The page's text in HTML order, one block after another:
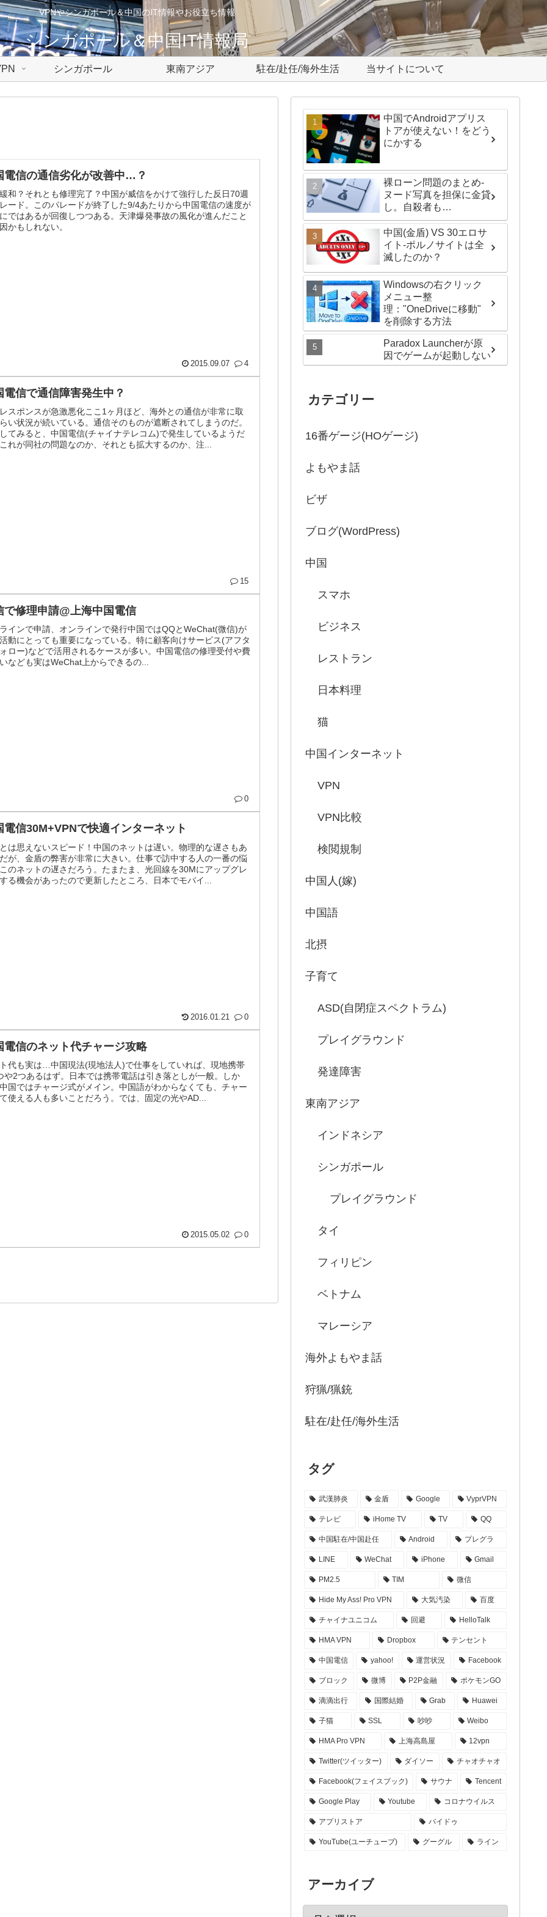
VPNやシンガポール＆中国のIT情報やお役立ち情報
シンガポール＆中国IT情報局
シンガポール 東南アジア 駐在/赴任/海外生活 当サイトについて
電信の通信劣化が改善中…？
和？それとも修理完了？中国が威信をかけて強行した反日70週
ード。このパレードが終了した9/4あたりから中国電信の速度が
ではあるが回復しつつある。天津爆発事故の風化が進んだこと
かもしれない。
2015.09.07 4
電信で通信障害発生中？
スポンスが急激悪化ここ1ヶ月ほど、海外との通信が非常に取
い状況が続いている。通信そのものが遮断されてしまうのだ。
てみると、中国電信(チャイナテレコム)で発生しているようだ
れが同社の問題なのか、それとも拡大するのか、注...
15
で修理申請@上海中国電信
インで申請、オンラインで発行中国ではQQとWeChat(微信)が
動にとっても重要になっている。特に顧客向けサービス(アフタ
ロー)などで活用されるケースが多い。中国電信の修理受付や費
なども実はWeChat上からできるの...
0
電信30M+VPNで快適インターネット
は思えないスピード！中国のネットは遅い。物理的な遅さもあ
が、金盾の弊害が非常に大きい。仕事で訪中する人の一番の悩
のネットの遅さだろう。たまたま、光回線を30Mにアップグレ
る機会があったので更新したところ、日本でモバイ...
2016.01.21 0
電信のネット代チャージ攻略
代も実は…中国現法(現地法人)で仕事をしていれば、現地携帯
や2つあるはず。日本では携帯電話は引き落としが一般。しか
国ではチャージ式がメイン。中国語がわからなくても、チャー
使える人も多いことだろう。では、固定の光やAD...
2015.05.02 0
中国でAndroidアプリス
トアが使えない！をどう
にかする
裸ローン問題のまとめ-
ヌード写真を担保に金貸
し。自殺者も…
中国(金盾) VS 30エロサ
イト-ポルノサイトは全
滅したのか？
Windowsの右クリック
メニュー整
理："OneDriveに移動"
を削除する方法
Paradox Launcherが原
因でゲームが起動しない
カテゴリー
16番ゲージ(HOゲージ)
よもやま話
ビザ
ブログ(WordPress)
中国
スマホ
ビジネス
レストラン
日本料理
猫
中国インターネット
VPN
VPN比較
検閲規制
中国人(嫁)
中国語
北摂
子育て
ASD(自閉症スペクトラム)
プレイグラウンド
発達障害
東南アジア
インドネシア
シンガポール
プレイグラウンド
タイ
フィリピン
ベトナム
マレーシア
海外よもやま話
狩猟/猟銃
駐在/赴任/海外生活
タグ
武漢肺炎 金盾 Google VyprVPN
テレビ iHome TV TV QQ
中国駐在/中国赴任 Android プレグラ
LINE WeChat iPhone Gmail
PM2.5 TIM 微信
Hide My Ass! Pro VPN 大気汚染 百度
チャイナユニコム 回避 HelloTalk
HMA VPN Dropbox テンセント
中国電信 yahoo! 運営状況 Facebook
ブロック 微博 P2P金融 ポケモンGO
滴滴出行 国際結婚 Grab Huawei
子猫 SSL 吵吵 Weibo
HMA Pro VPN 上海高島屋 12vpn
Twitter(ツイッター) ダイソー チャオチャオ
Facebook(フェイスブック) サウナ Tencent
Google Play Youtube コロナウイルス
アプリストア バイドゥ
YouTube(ユーチューブ) グーグル ライン
アーカイブ